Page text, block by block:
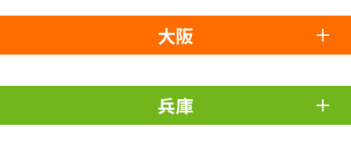
大阪
兵庫